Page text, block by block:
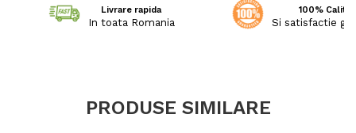
Livrare rapida
In toata Romania
100%
Si satisfactie
PRODUSE SIMILARE